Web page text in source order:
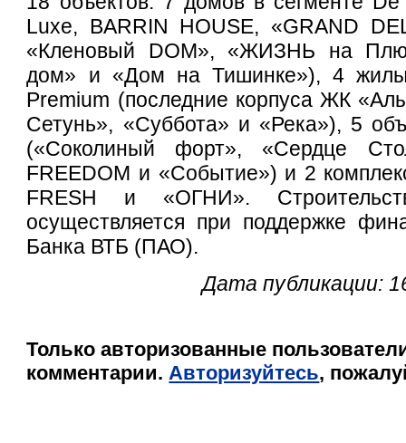
Luxe, BARRIN HOUSE, «GRAND
«Кленовый DOM», «ЖИЗНЬ на
дом» и «Дом на Тишинке»), 4
Premium (последние корпуса ЖК
Сетунь», «Суббота» и «Река»), 5
(«Соколиный форт», «Сердце
FREEDOM и «Событие») и 2
FRESH и «ОГНИ».
осуществляется при поддержке
Банка ВТБ (ПАО).
Дата публикации:
Только авторизованные
комментарии.Авторизуйтесь,